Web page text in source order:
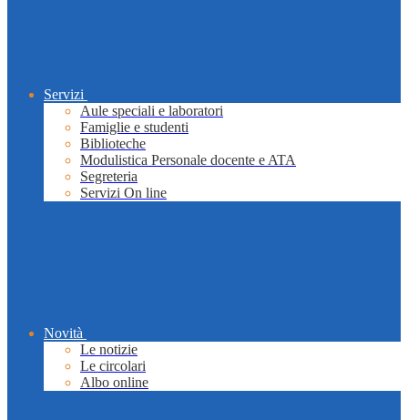
Servizi
Aule speciali e laboratori
Famiglie e studenti
Biblioteche
Modulistica Personale docente e ATA
Segreteria
Servizi On line
Novità
Le notizie
Le circolari
Albo online